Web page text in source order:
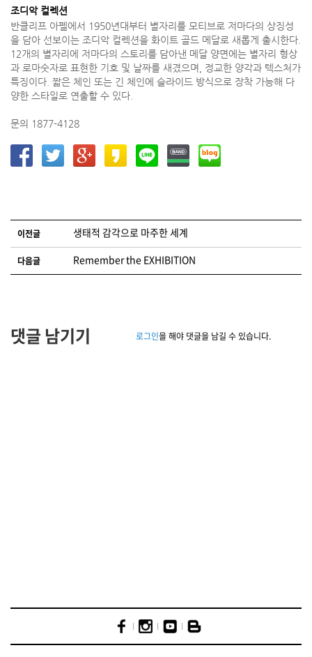
조디악 컬렉션
반클리프 아펠에서 1950년대부터 별자리를 모티브로 저마다의 상징성
을 담아 선보이는 조디악 컬렉션을 화이트 골드 메달로 새롭게 출시한다.
12개의 별자리에 저마다의 스토리를 담아낸 메달 양면에는 별자리 형상
과 로마숫자로 표현한 기호 및 날짜를 새겼으며, 정교한 양각과 텍스처가
특징이다. 짧은 체인 또는 긴 체인에 슬라이드 방식으로 장착 가능해 다
양한 스타일로 연출할 수 있다.
문의 1877-4128
글 네비게이션
이전글 생태적 감각으로 마주한 세계
다음글 Remember the EXHIBITION
댓글 남기기 로그인을 해야 댓글을 남길 수 있습니다.